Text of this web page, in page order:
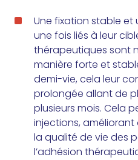
Une fixation stable
une fois liés à leur
thérapeutiques sont
manière forte et
demi-vie, cela leur
prolongée allant de
plusieurs mois. Cela
injections,
la qualité de vie des
l’adhésion